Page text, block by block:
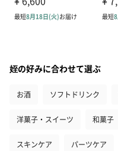
姪の好みに合わせて選ぶ
お酒 ソフトドリンク
洋菓子・スイーツ 和菓子
スキンケア パーツケア